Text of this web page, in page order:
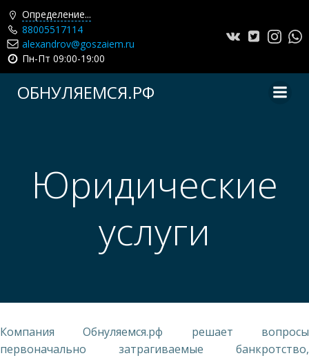
Определение...
88005517114
alexandrov@goszaiem.ru
Пн-Пт 09:00-19:00
ОБНУЛЯЕМСЯ.РФ
Юридические
услуги
Компания Обнуляемся.рф решает вопросы
первоначально затрагиваемые банкротство,